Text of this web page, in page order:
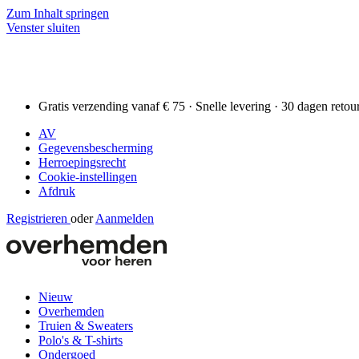
Zum Inhalt springen
Venster sluiten
Gratis verzending vanaf € 75 · Snelle levering · 30 dagen
AV
Gegevensbescherming
Herroepingsrecht
Cookie-instellingen
Afdruk
Registrieren oder Aanmelden
Nieuw
Overhemden
Truien & Sweaters
Polo's & T-shirts
Ondergoed